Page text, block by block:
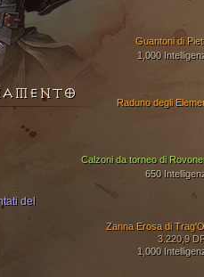
Guantoni di
1,000
Calzoni da torneo di
650
Zanna Erosa di
3.220,9
1,000
Raduno degli
del